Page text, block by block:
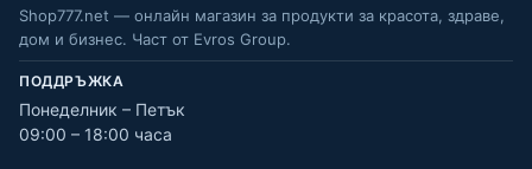
Shop777.net — онлайн магазин за продукти за красота, здраве,
дом и бизнес. Част от Evros Group.
ПОДДРЪЖКА
Понеделник – Петък
09:00 – 18:00 часа